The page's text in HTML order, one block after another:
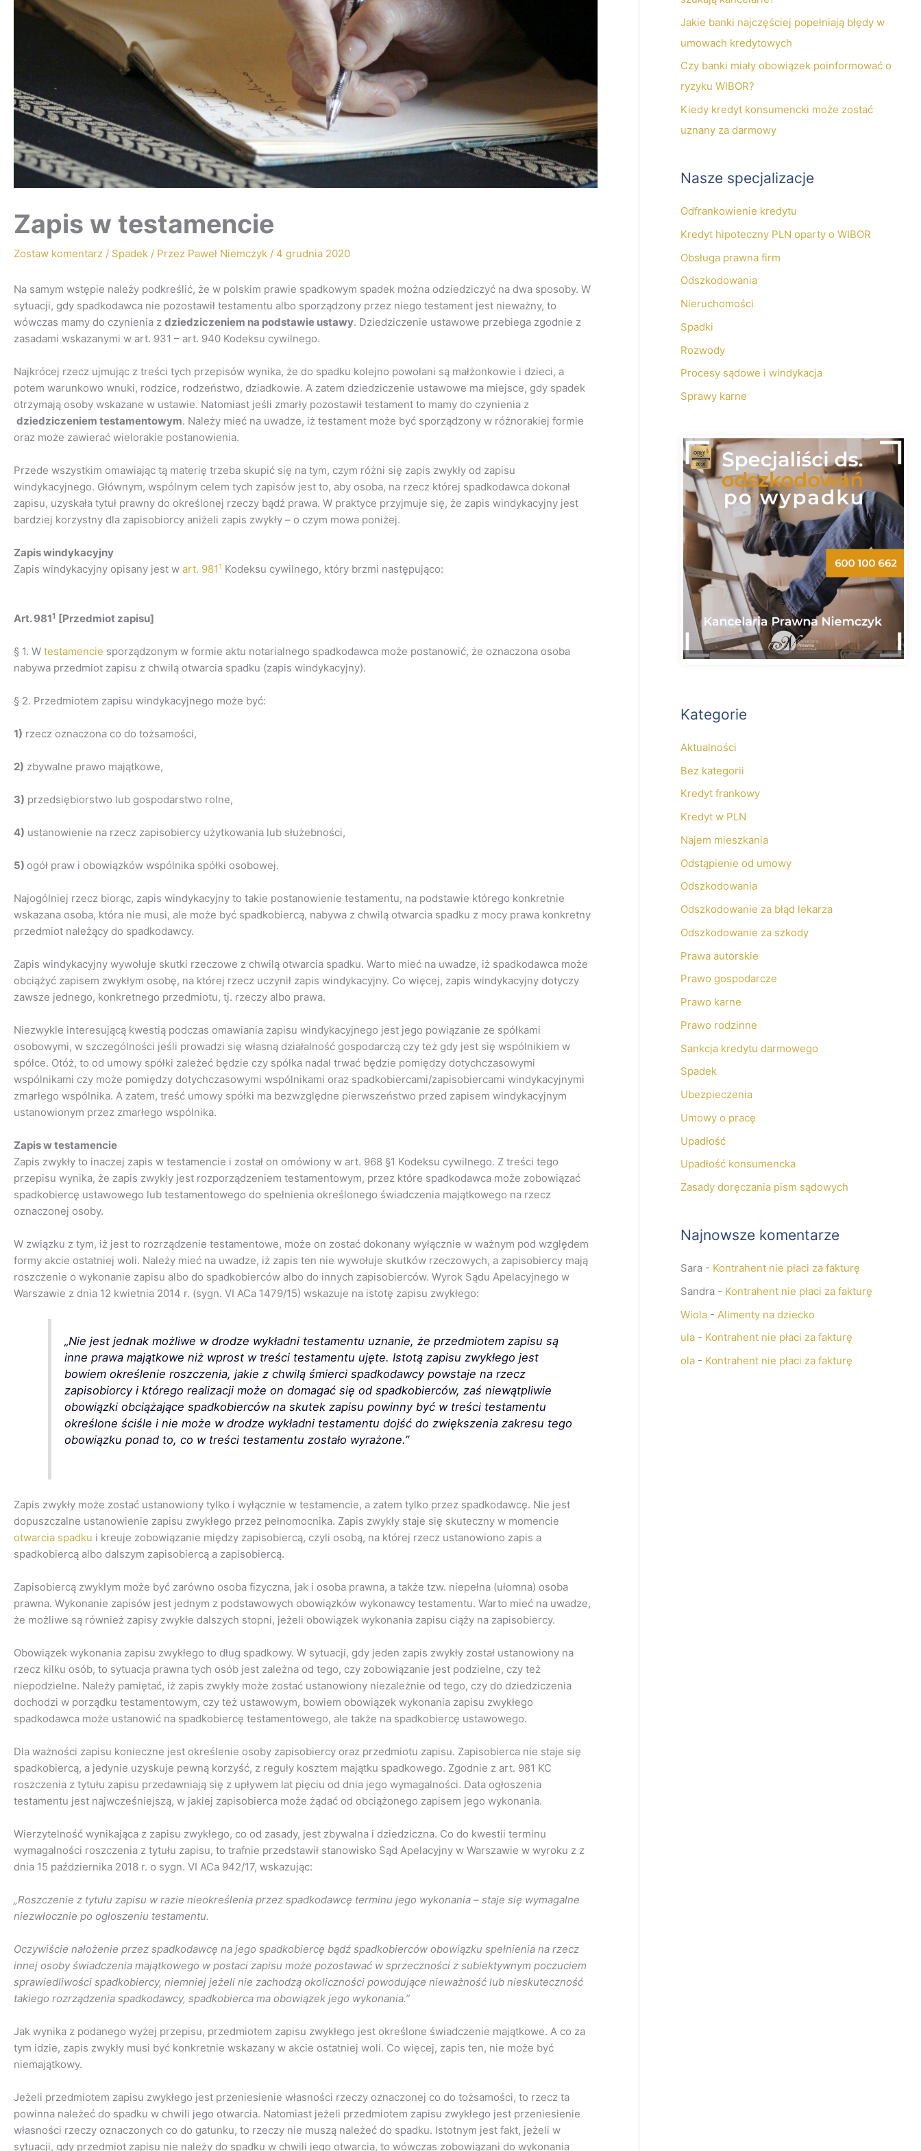
Zapis w testamencie
Zostaw komentarz / Spadek / Przez Paweł Niemczyk / 4 grudnia 2020
Na samym wstępie należy podkreślić, że w polskim prawie spadkowym spadek można odziedziczyć na dwa sposoby. W
sytuacji, gdy spadkodawca nie pozostawił testamentu albo sporządzony przez niego testament jest nieważny, to
wówczas mamy do czynienia z dziedziczeniem na podstawie ustawy. Dziedziczenie ustawowe przebiega zgodnie z
zasadami wskazanymi w art. 931 – art. 940 Kodeksu cywilnego.
Najkrócej rzecz ujmując z treści tych przepisów wynika, że do spadku kolejno powołani są małżonkowie i dzieci, a
potem warunkowo wnuki, rodzice, rodzeństwo, dziadkowie. A zatem dziedziczenie ustawowe ma miejsce, gdy spadek
otrzymają osoby wskazane w ustawie. Natomiast jeśli zmarły pozostawił testament to mamy do czynienia z
dziedziczeniem testamentowym. Należy mieć na uwadze, iż testament może być sporządzony w różnorakiej formie
oraz może zawierać wielorakie postanowienia.
Przede wszystkim omawiając tą materię trzeba skupić się na tym, czym różni się zapis zwykły od zapisu
windykacyjnego. Głównym, wspólnym celem tych zapisów jest to, aby osoba, na rzecz której spadkodawca dokonał
zapisu, uzyskała tytuł prawny do określonej rzeczy bądź prawa. W praktyce przyjmuje się, że zapis windykacyjny jest
bardziej korzystny dla zapisobiorcy aniżeli zapis zwykły – o czym mowa poniżej.
Zapis windykacyjny
Zapis windykacyjny opisany jest w art. 9811 Kodeksu cywilnego, który brzmi następująco:
Art. 9811 [Przedmiot zapisu]
§ 1. W testamencie sporządzonym w formie aktu notarialnego spadkodawca może postanowić, że oznaczona osoba
nabywa przedmiot zapisu z chwilą otwarcia spadku (zapis windykacyjny).
§ 2. Przedmiotem zapisu windykacyjnego może być:
1) rzecz oznaczona co do tożsamości,
2) zbywalne prawo majątkowe,
3) przedsiębiorstwo lub gospodarstwo rolne,
4) ustanowienie na rzecz zapisobiercy użytkowania lub służebności,
5) ogół praw i obowiązków wspólnika spółki osobowej.
Najogólniej rzecz biorąc, zapis windykacyjny to takie postanowienie testamentu, na podstawie którego konkretnie
wskazana osoba, która nie musi, ale może być spadkobiercą, nabywa z chwilą otwarcia spadku z mocy prawa konkretny
przedmiot należący do spadkodawcy.
Zapis windykacyjny wywołuje skutki rzeczowe z chwilą otwarcia spadku. Warto mieć na uwadze, iż spadkodawca może
obciążyć zapisem zwykłym osobę, na której rzecz uczynił zapis windykacyjny. Co więcej, zapis windykacyjny dotyczy
zawsze jednego, konkretnego przedmiotu, tj. rzeczy albo prawa.
Niezwykle interesującą kwestią podczas omawiania zapisu windykacyjnego jest jego powiązanie ze spółkami
osobowymi, w szczególności jeśli prowadzi się własną działalność gospodarczą czy też gdy jest się wspólnikiem w
spółce. Otóż, to od umowy spółki zależeć będzie czy spółka nadal trwać będzie pomiędzy dotychczasowymi
wspólnikami czy może pomiędzy dotychczasowymi wspólnikami oraz spadkobiercami/zapisobiercami windykacyjnymi
zmarłego wspólnika. A zatem, treść umowy spółki ma bezwzględne pierwszeństwo przed zapisem windykacyjnym
ustanowionym przez zmarłego wspólnika.
Zapis w testamencie
Zapis zwykły to inaczej zapis w testamencie i został on omówiony w art. 968 §1 Kodeksu cywilnego. Z treści tego
przepisu wynika, że zapis zwykły jest rozporządzeniem testamentowym, przez które spadkodawca może zobowiązać
spadkobiercę ustawowego lub testamentowego do spełnienia określonego świadczenia majątkowego na rzecz
oznaczonej osoby.
W związku z tym, iż jest to rozrządzenie testamentowe, może on zostać dokonany wyłącznie w ważnym pod względem
formy akcie ostatniej woli. Należy mieć na uwadze, iż zapis ten nie wywołuje skutków rzeczowych, a zapisobiercy mają
roszczenie o wykonanie zapisu albo do spadkobierców albo do innych zapisobierców. Wyrok Sądu Apelacyjnego w
Warszawie z dnia 12 kwietnia 2014 r. (sygn. VI ACa 1479/15) wskazuje na istotę zapisu zwykłego:
„Nie jest jednak możliwe w drodze wykładni testamentu uznanie, że przedmiotem zapisu są
inne prawa majątkowe niż wprost w treści testamentu ujęte. Istotą zapisu zwykłego jest
bowiem określenie roszczenia, jakie z chwilą śmierci spadkodawcy powstaje na rzecz
zapisobiorcy i którego realizacji może on domagać się od spadkobierców, zaś niewątpliwie
obowiązki obciążające spadkobierców na skutek zapisu powinny być w treści testamentu
określone ściśle i nie może w drodze wykładni testamentu dojść do zwiększenia zakresu tego
obowiązku ponad to, co w treści testamentu zostało wyrażone.”
Zapis zwykły może zostać ustanowiony tylko i wyłącznie w testamencie, a zatem tylko przez spadkodawcę. Nie jest
dopuszczalne ustanowienie zapisu zwykłego przez pełnomocnika. Zapis zwykły staje się skuteczny w momencie
otwarcia spadku i kreuje zobowiązanie między zapisobiercą, czyli osobą, na której rzecz ustanowiono zapis a
spadkobiercą albo dalszym zapisobiercą a zapisobiercą.
Zapisobiercą zwykłym może być zarówno osoba fizyczna, jak i osoba prawna, a także tzw. niepełna (ułomna) osoba
prawna. Wykonanie zapisów jest jednym z podstawowych obowiązków wykonawcy testamentu. Warto mieć na uwadze,
że możliwe są również zapisy zwykłe dalszych stopni, jeżeli obowiązek wykonania zapisu ciąży na zapisobiercy.
Obowiązek wykonania zapisu zwykłego to dług spadkowy. W sytuacji, gdy jeden zapis zwykły został ustanowiony na
rzecz kilku osób, to sytuacja prawna tych osób jest zależna od tego, czy zobowiązanie jest podzielne, czy też
niepodzielne. Należy pamiętać, iż zapis zwykły może zostać ustanowiony niezależnie od tego, czy do dziedziczenia
dochodzi w porządku testamentowym, czy też ustawowym, bowiem obowiązek wykonania zapisu zwykłego
spadkodawca może ustanowić na spadkobiercę testamentowego, ale także na spadkobiercę ustawowego.
Dla ważności zapisu konieczne jest określenie osoby zapisobiercy oraz przedmiotu zapisu. Zapisobierca nie staje się
spadkobiercą, a jedynie uzyskuje pewną korzyść, z reguły kosztem majątku spadkowego. Zgodnie z art. 981 KC
roszczenia z tytułu zapisu przedawniają się z upływem lat pięciu od dnia jego wymagalności. Data ogłoszenia
testamentu jest najwcześniejszą, w jakiej zapisobierca może żądać od obciążonego zapisem jego wykonania.
Wierzytelność wynikająca z zapisu zwykłego, co od zasady, jest zbywalna i dziedziczna. Co do kwestii terminu
wymagalności roszczenia z tytułu zapisu, to trafnie przedstawił stanowisko Sąd Apelacyjny w Warszawie w wyroku z z
dnia 15 października 2018 r. o sygn. VI ACa 942/17, wskazując:
„Roszczenie z tytułu zapisu w razie nieokreślenia przez spadkodawcę terminu jego wykonania – staje się wymagalne
niezwłocznie po ogłoszeniu testamentu.
Oczywiście nałożenie przez spadkodawcę na jego spadkobiercę bądź spadkobierców obowiązku spełnienia na rzecz
innej osoby świadczenia majątkowego w postaci zapisu może pozostawać w sprzeczności z subiektywnym poczuciem
sprawiedliwości spadkobiercy, niemniej jeżeli nie zachodzą okoliczności powodujące nieważność lub nieskuteczność
takiego rozrządzenia spadkodawcy, spadkobierca ma obowiązek jego wykonania.”
Jak wynika z podanego wyżej przepisu, przedmiotem zapisu zwykłego jest określone świadczenie majątkowe. A co za
tym idzie, zapis zwykły musi być konkretnie wskazany w akcie ostatniej woli. Co więcej, zapis ten, nie może być
niemajątkowy.
Jeżeli przedmiotem zapisu zwykłego jest przeniesienie własności rzeczy oznaczonej co do tożsamości, to rzecz ta
powinna należeć do spadku w chwili jego otwarcia. Natomiast jeżeli przedmiotem zapisu zwykłego jest przeniesienie
własności rzeczy oznaczonych co do gatunku, to rzeczy nie muszą należeć do spadku. Istotnym jest fakt, jeżeli w
sytuacji, gdy przedmiot zapisu nie należy do spadku w chwili jego otwarcia, to wówczas zobowiązani do wykonania
Jakie banki najczęściej popełniają błędy w
umowach kredytowych
Czy banki miały obowiązek poinformować o
ryzyku WIBOR?
Kiedy kredyt konsumencki może zostać
uznany za darmowy
Nasze specjalizacje
Odfrankowienie kredytu
Kredyt hipoteczny PLN oparty o WIBOR
Obsługa prawna firm
Odszkodowania
Nieruchomości
Spadki
Rozwody
Procesy sądowe i windykacja
Sprawy karne
Kategorie
Aktualności
Bez kategorii
Kredyt frankowy
Kredyt w PLN
Najem mieszkania
Odstąpienie od umowy
Odszkodowania
Odszkodowanie za błąd lekarza
Odszkodowanie za szkody
Prawa autorskie
Prawo gospodarcze
Prawo karne
Prawo rodzinne
Sankcja kredytu darmowego
Spadek
Ubezpieczenia
Umowy o pracę
Upadłość
Upadłość konsumencka
Zasady doręczania pism sądowych
Najnowsze komentarze
Sara- Kontrahent nie płaci za fakturę
Sandra- Kontrahent nie płaci za fakturę
Wiola- Alimenty na dziecko
ula- Kontrahent nie płaci za fakturę
ola- Kontrahent nie płaci za fakturę